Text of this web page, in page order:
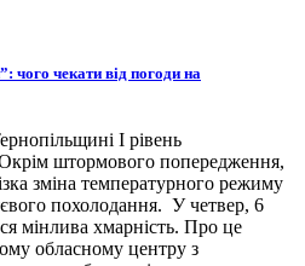
чого чекати від погоди на
І рівень
Окрім штормового попередження,
зміна температурного режиму
похолодання. У четвер, 6
мінлива хмарність. Про це
обласному центру з